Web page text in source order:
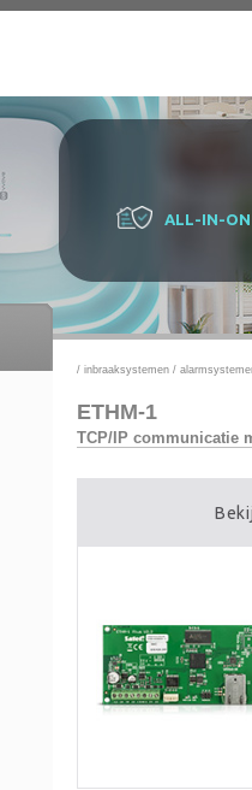
ALL-IN-
/ inbraaksystemen /
ETHM-1
TCP/IP communicatie